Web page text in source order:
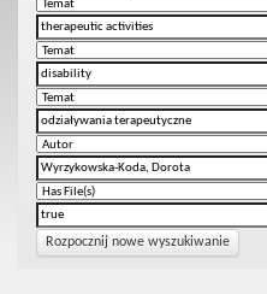
Rozpocznij nowe wyszukiwanie